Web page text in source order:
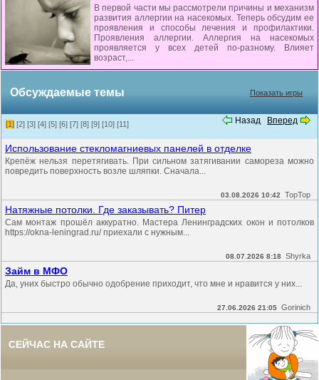
В первой части мы рассмотрели причины и механизм
развития аллергии на насекомых. Теперь обсудим ее
проявления и способы лечения и профилактики.
Проявления аллергии. Аллергия на насекомых
проявляется у всех детей по-разному. Влияет
возраст,...
Обсуждаемые темы Показать игры
Назад Вперед
[1] [2] [3] [4] [5] [6] [7] [8] [9] [10] [11]
Использование стекломагниевых панелей в отделке
Крепёж нельзя перетягивать. При сильном затягивании самореза можно
повредить поверхность возле шляпки. Сначала...
03.08.2026 10:42 TopTop
Натяжные потолки. Где заказывать? Питер
Сам монтаж прошёл аккуратно. Мастера Ленинградских окон и потолков
https://okna-leningrad.ru/ приехали с нужным...
08.07.2026 8:18 Shyrka
Займ в МФО
Да, уних быстро обычно одобрение приходит, что мне и нравится у них...
27.06.2026 21:05 Gorinich
СЕЙЧАС НА САЙТЕ